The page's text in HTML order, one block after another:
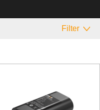
Filter